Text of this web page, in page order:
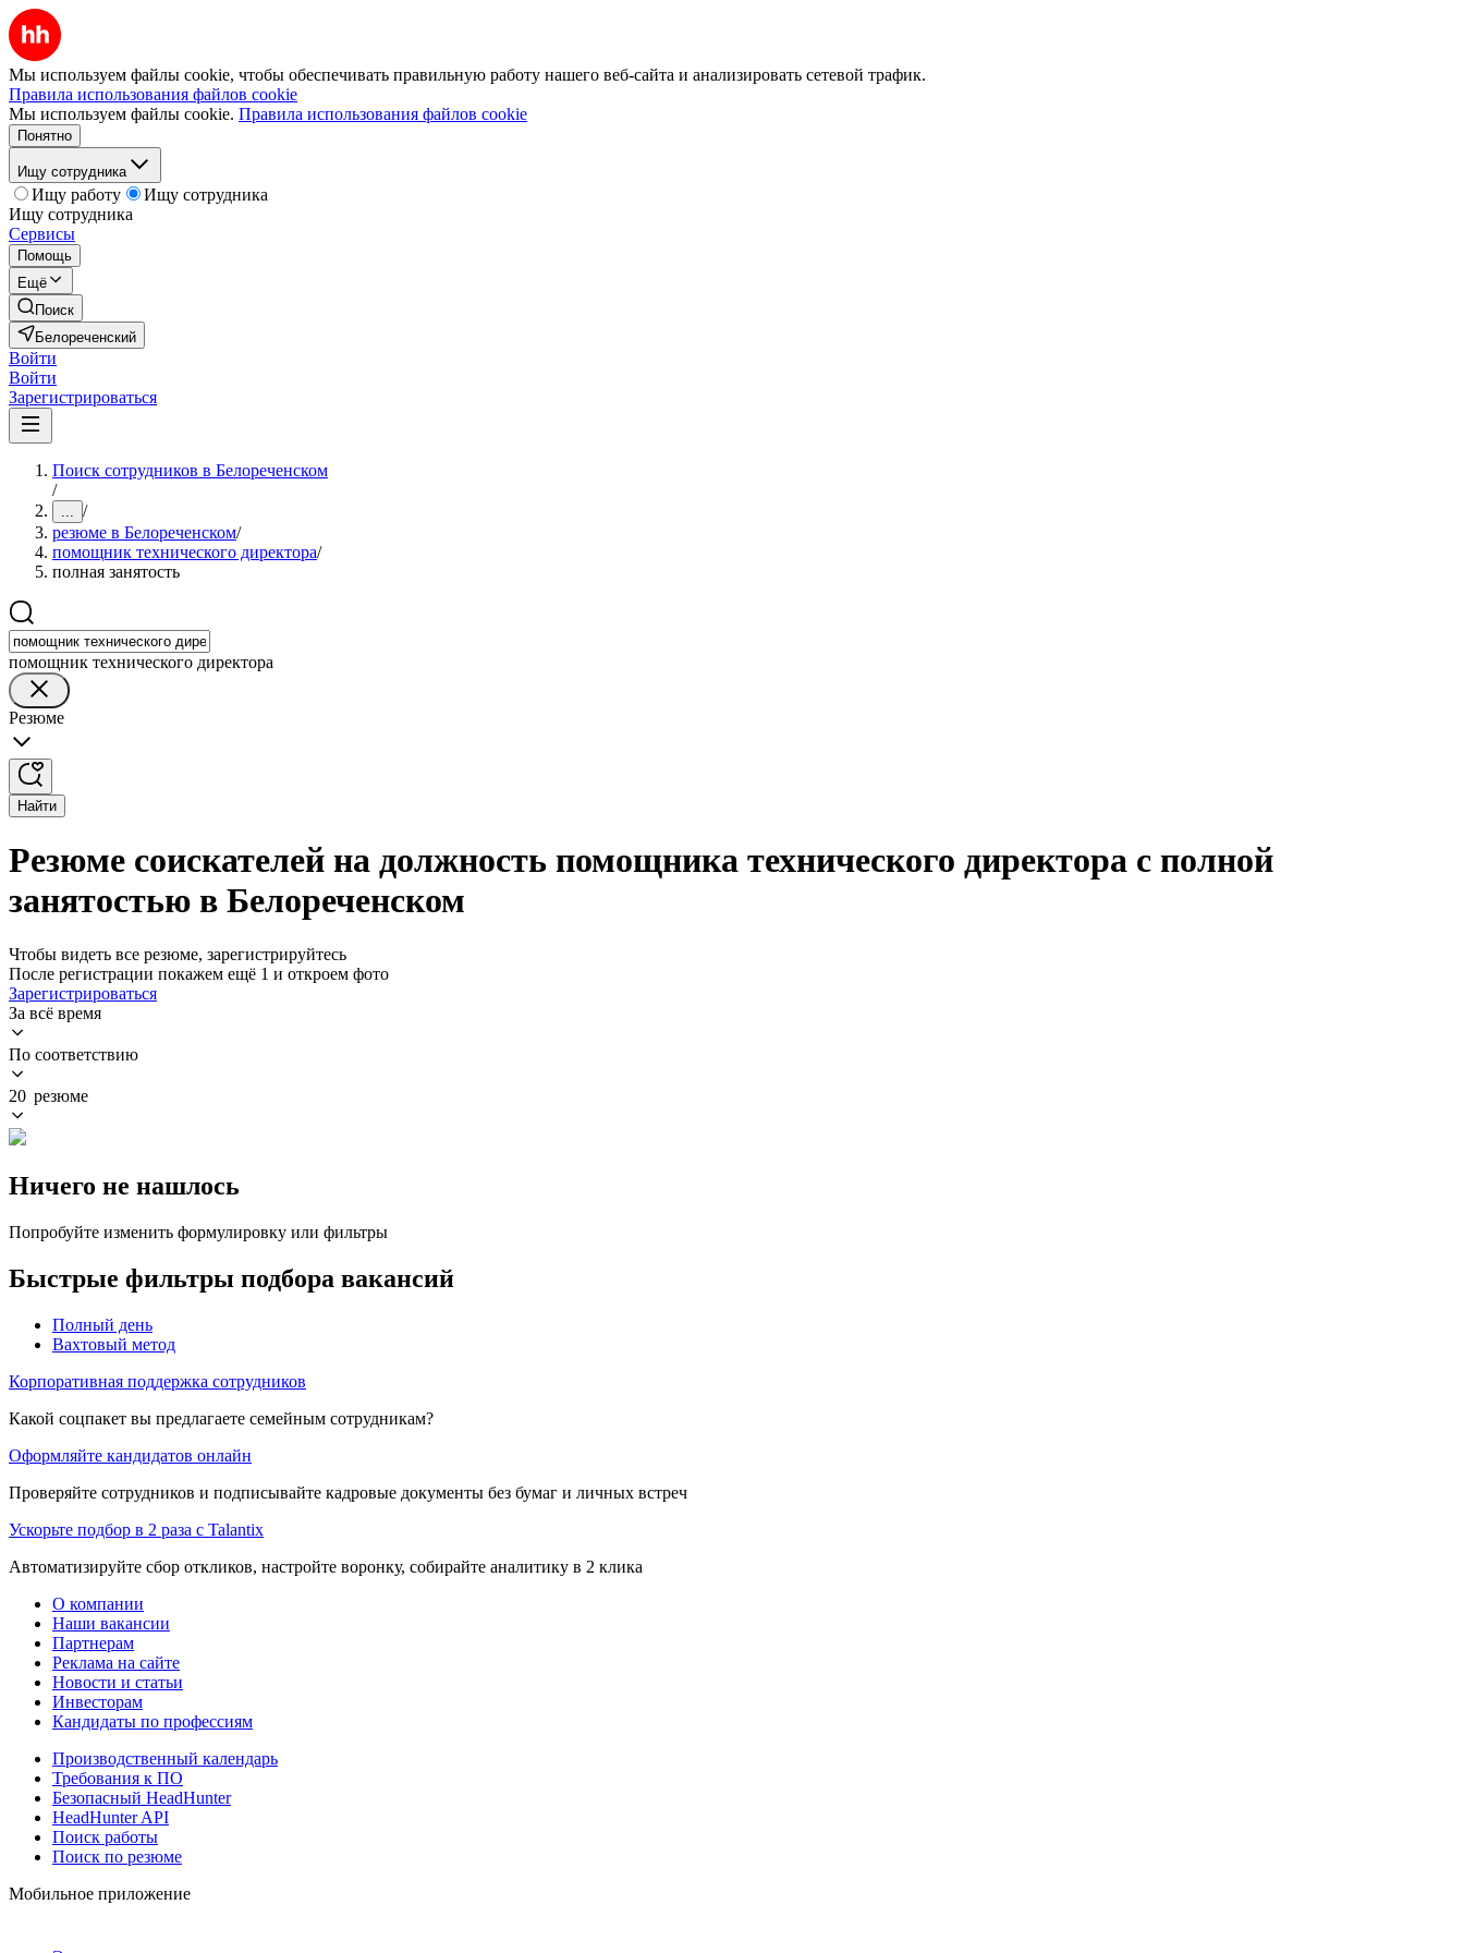
Мы используем файлы cookie, чтобы обеспечивать правильную работу нашего веб-сайта и анализировать сетевой трафик.
Правила использования файлов cookie
Мы используем файлы cookie. Правила использования файлов cookie
Понятно
Ищу сотрудника
Ищу работу
Ищу сотрудника
Ищу сотрудника
Сервисы
Помощь
Ещё
Поиск
Белореченский
Войти
Войти
Зарегистрироваться
Поиск сотрудников в Белореченском
/
... /
резюме в Белореченском/
помощник технического директора/
полная занятость
помощник технического директора
Резюме
Найти
Резюме соискателей на должность помощника технического директора с полной
занятостью в Белореченском
Чтобы видеть все резюме, зарегистрируйтесь
После регистрации покажем ещё 1 и откроем фото
Зарегистрироваться
За всё время
По соответствию
20 резюме
Ничего не нашлось
Попробуйте изменить формулировку или фильтры
Быстрые фильтры подбора вакансий
Полный день
Вахтовый метод
Корпоративная поддержка сотрудников
Какой соцпакет вы предлагаете семейным сотрудникам?
Оформляйте кандидатов онлайн
Проверяйте сотрудников и подписывайте кадровые документы без бумаг и личных встреч
Ускорьте подбор в 2 раза с Talantix
Автоматизируйте сбор откликов, настройте воронку, собирайте аналитику в 2 клика
О компании
Наши вакансии
Партнерам
Реклама на сайте
Новости и статьи
Инвесторам
Кандидаты по профессиям
Производственный календарь
Требования к ПО
Безопасный HeadHunter
HeadHunter API
Поиск работы
Поиск по резюме
Мобильное приложение